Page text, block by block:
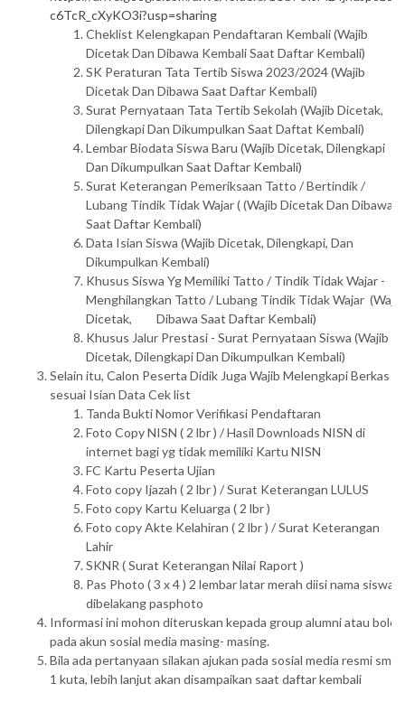
c6TcR_cXyKO3i?usp=sharing
Cheklist Kelengkapan Pendaftaran Kembali (Wajib
Dicetak Dan Dibawa Kembali Saat Daftar Kembali)
SK Peraturan Tata Tertib Siswa 2023/2024 (Wajib
Dicetak Dan Dibawa Saat Daftar Kembali)
Surat Pernyataan Tata Tertib Sekolah (Wajib Dicetak,
Dilengkapi Dan Dikumpulkan Saat Daftat Kembali)
Lembar Biodata Siswa Baru (Wajib Dicetak, Dilengkapi
Dan Dikumpulkan Saat Daftar Kembali)
Surat Keterangan Pemeriksaan Tatto / Bertindik /
Lubang Tindik Tidak Wajar ( (Wajib Dicetak Dan Dibawa
Saat Daftar Kembali)
Data Isian Siswa (Wajib Dicetak, Dilengkapi, Dan
Dikumpulkan Kembali)
Khusus Siswa Yg Memiliki Tatto / Tindik Tidak Wajar -
Menghilangkan Tatto / Lubang Tindik Tidak Wajar (Wajib
Dicetak, Dibawa Saat Daftar Kembali)
Khusus Jalur Prestasi - Surat Pernyataan Siswa (Wajib
Dicetak, Dilengkapi Dan Dikumpulkan Kembali)
Selain itu, Calon Peserta Didik Juga Wajib Melengkapi Berkas
sesuai Isian Data Cek list
Tanda Bukti Nomor Verifikasi Pendaftaran
Foto Copy NISN ( 2 lbr ) / Hasil Downloads NISN di
internet bagi yg tidak memiliki Kartu NISN
FC Kartu Peserta Ujian
Foto copy Ijazah ( 2 lbr ) / Surat Keterangan LULUS
Foto copy Kartu Keluarga ( 2 lbr )
Foto copy Akte Kelahiran ( 2 lbr ) / Surat Keterangan
Lahir
SKNR ( Surat Keterangan Nilai Raport )
Pas Photo ( 3 x 4 ) 2 lembar latar merah diisi nama siswa
dibelakang pasphoto
Informasi ini mohon diteruskan kepada group alumni atau boleh
pada akun sosial media masing- masing.
Bila ada pertanyaan silakan ajukan pada sosial media resmi sman
1 kuta, lebih lanjut akan disampaikan saat daftar kembali